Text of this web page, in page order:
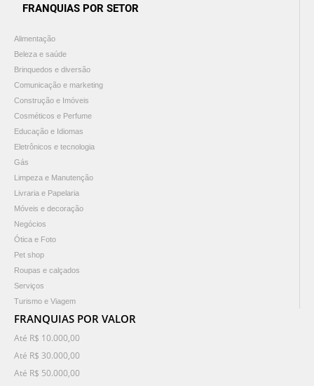
FRANQUIAS POR SETOR
Alimentação
Beleza e saúde
Brinquedos e diversão
Comunicação e marketing
Construção e Imóveis
Cosméticos e Perfume
Educação e Idiomas
Eletrônicos e tecnologia
Gás
Limpeza e Manutenção
Livraria e Papelaria
Móveis e decoração
Negócios
Ótica e Foto
Pet shop
Roupas e calçados
Serviços
Turismo e Viagem
FRANQUIAS POR VALOR
Até R$ 10.000,00
Até R$ 30.000,00
Até R$ 50.000,00